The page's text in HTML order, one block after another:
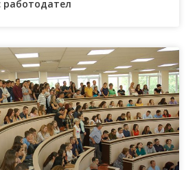
работодател